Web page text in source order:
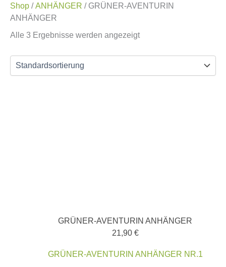
Shop /ANHÄNGER / GRÜNER-AVENTURIN
ANHÄNGER
Alle 3 Ergebnisse werden angezeigt
GRÜNER-AVENTURIN ANHÄNGER NR.1
GRÜNER-AVENTURIN ANHÄNGER
21,90 €